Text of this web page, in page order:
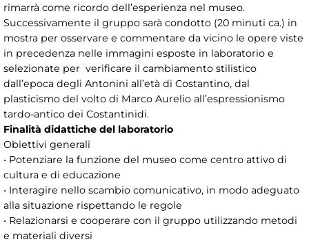
rimarrà come ricordo dell’esperienza nel museo.
Successivamente il gruppo sarà condotto (20 minuti ca.) in
mostra per osservare e commentare da vicino le opere viste
in precedenza nelle immagini esposte in laboratorio e
selezionate per verificare il cambiamento stilistico
dall’epoca degli Antonini all’età di Costantino, dal
plasticismo del volto di Marco Aurelio all’espressionismo
tardo-antico dei Costantinidi.
Finalità didattiche del laboratorio
Obiettivi generali
• Potenziare la funzione del museo come centro attivo di
cultura e di educazione
• Interagire nello scambio comunicativo, in modo adeguato
alla situazione rispettando le regole
• Relazionarsi e cooperare con il gruppo utilizzando metodi
e materiali diversi